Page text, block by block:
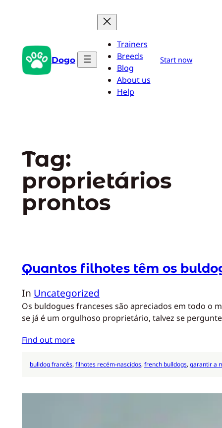
conteúdo Dogo
Trainers
Breeds
Blog
About us
Help
Start now
Tag:
proprietários
prontos
Quantos filhotes têm os
In Uncategorized
Os buldogues franceses são apreciados em todo o
se já é um orgulhoso proprietário, talvez se
Find out more
bulldog francês, filhotes recém-nascidos, french bulldogs, garantir a